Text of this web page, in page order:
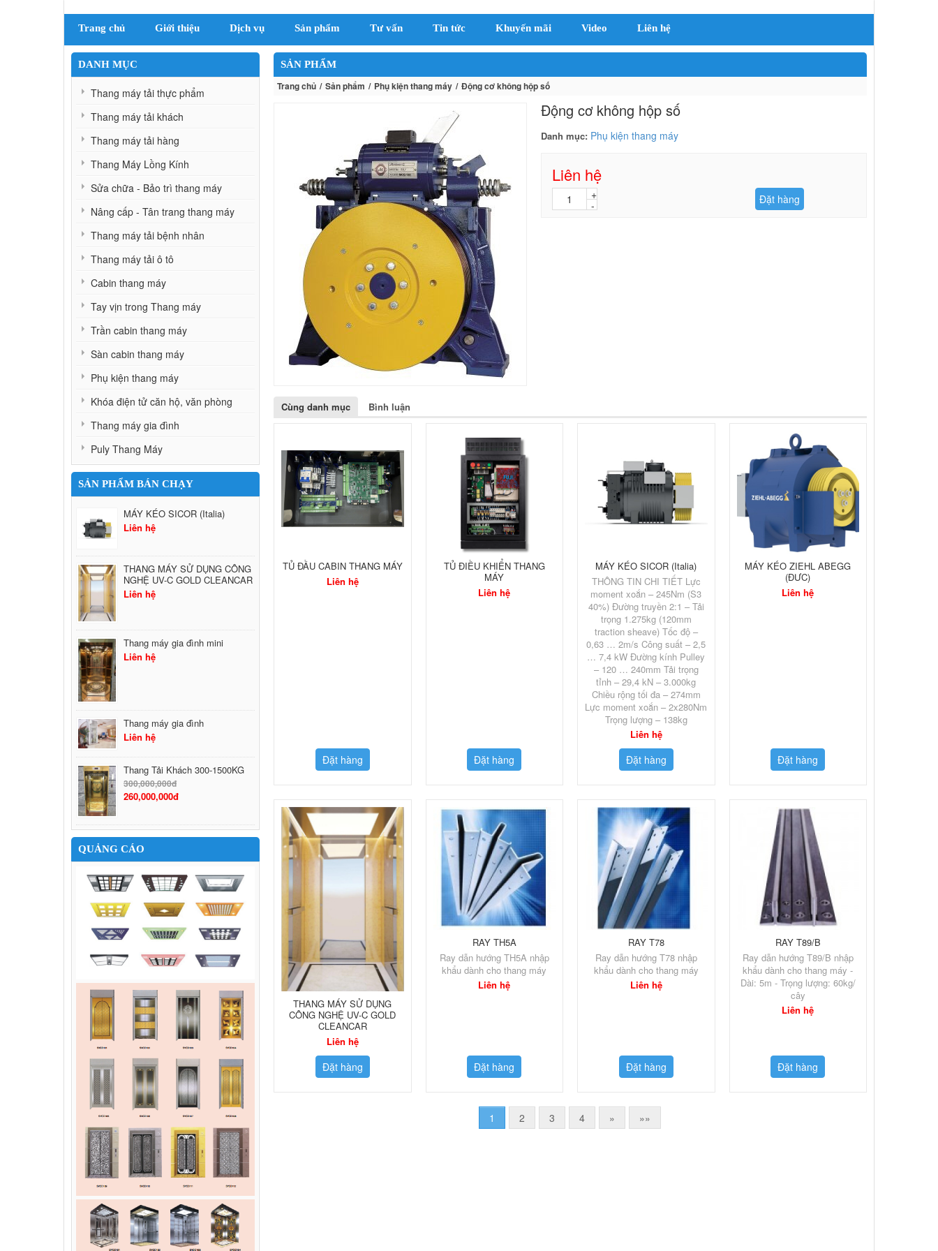
Trang chủ Giới thiệu Dịch vụ Sản phẩm Tư vấn Tin tức Khuyến mãi Video Liên hệ
SẢN PHẨM
Trang chủ Sản phẩm Phụ kiện thang máy Động cơ không hộp số
Động cơ không hộp số
Danh mục: Phụ kiện thang máy
Liên hệ
Đặt hàng
Cùng danh mục Bình luận
TỦ ĐẦU CABIN THANG MÁY
Liên hệ
Đặt hàng
TỦ ĐIỀU KHIỂN THANG
MÁY
Liên hệ
Đặt hàng
MÁY KÉO SICOR (Italia)
THÔNG TIN CHI TIẾT Lực
moment xoắn – 245Nm (S3
40%) Đường truyền 2:1 – Tải
trọng 1.275kg (120mm
traction sheave) Tốc độ –
0,63 … 2m/s Công suất – 2,5
… 7,4 kW Đường kính Pulley
– 120 … 240mm Tải trọng
tỉnh – 29,4 kN – 3.000kg
Chiều rộng tối đa – 274mm
Lực moment xoắn – 2x280Nm
Trọng lượng – 138kg
Liên hệ
Đặt hàng
MÁY KÉO ZIEHL ABEGG
(ĐƯC)
Liên hệ
Đặt hàng
THANG MÁY SỬ DỤNG
CÔNG NGHỆ UV-C GOLD
CLEANCAR
Liên hệ
Đặt hàng
RAY TH5A
Ray dẫn hướng TH5A nhập
khẩu dành cho thang máy
Liên hệ
Đặt hàng
RAY T78
Ray dẫn hướng T78 nhập
khẩu dành cho thang máy
Liên hệ
Đặt hàng
RAY T89/B
Ray dẫn hướng T89/B nhập
khẩu dành cho thang máy -
Dài: 5m - Trọng lượng: 60kg/
cây
Liên hệ
Đặt hàng
1 2 3 4 » »»
DANH MỤC
Thang máy tải thực phẩm
Thang máy tải khách
Thang máy tải hàng
Thang Máy Lồng Kính
Sửa chữa - Bảo trì thang máy
Nâng cấp - Tân trang thang máy
Thang máy tải bệnh nhân
Thang máy tải ô tô
Cabin thang máy
Tay vịn trong Thang máy
Trần cabin thang máy
Sàn cabin thang máy
Phụ kiện thang máy
Khóa điện tử căn hộ, văn phòng
Thang máy gia đình
Puly Thang Máy
SẢN PHẨM BÁN CHẠY
MÁY KÉO SICOR (Italia)
Liên hệ
THANG MÁY SỬ DỤNG CÔNG
NGHỆ UV-C GOLD CLEANCAR
Liên hệ
Thang máy gia đình mini
Liên hệ
Thang máy gia đình
Liên hệ
Thang Tải Khách 300-1500KG
300,000,000đ
260,000,000đ
QUẢNG CÁO